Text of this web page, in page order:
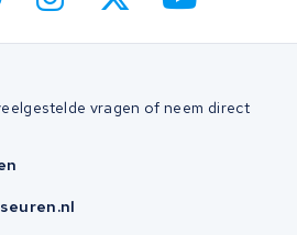
vragen of neem direct